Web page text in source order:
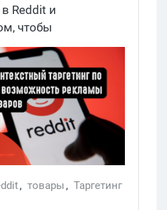
Reddit и
чтобы
контент (если вы
это будет
платформа
возможности,
конвертировать
Reddit в деньги:
по ключевым
Что это за
работать, давайте
, товары, Таргетинг